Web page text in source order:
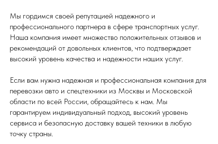
Мы гордимся своей репутацией надежного и
профессионального партнера в сфере транспортных услуг.
Наша компания имеет множество положительных отзывов и
рекомендаций от довольных клиентов, что подтверждает
высокий уровень качества и надежности наших услуг.
Если вам нужна надежная и профессиональная компания для
перевозки авто и спецтехники из Москвы и Московской
области по всей России, обращайтесь к нам. Мы
гарантируем индивидуальный подход, высокий уровень
сервиса и безопасную доставку вашей техники в любую
точку страны.